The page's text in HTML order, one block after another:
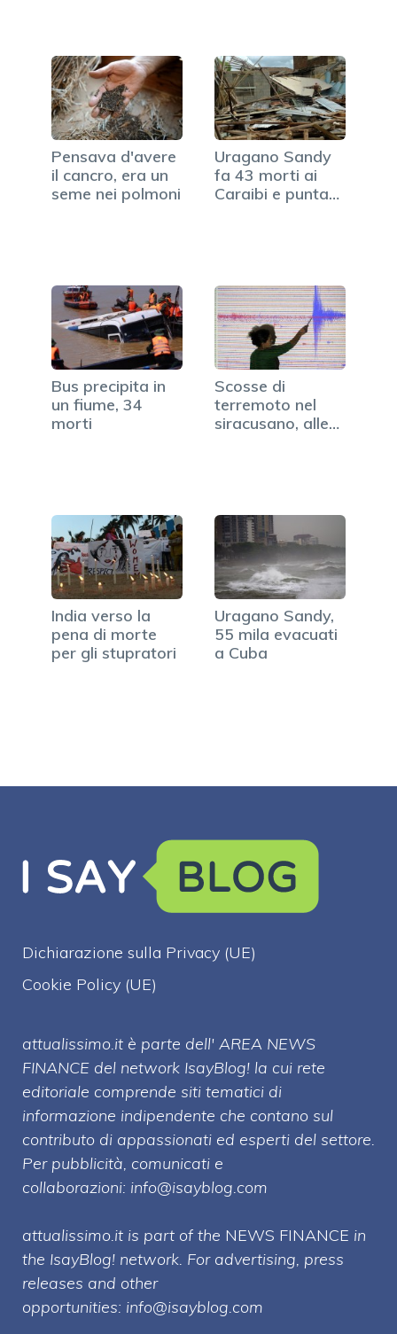
Pensava d'avere
il cancro, era un
seme nei polmoni
Uragano Sandy
fa 43 morti ai
Caraibi e punta
Bus precipita in
un fiume, 34
morti
Scosse di
terremoto nel
siracusano, alle
India verso la
pena di morte
per gli stupratori
Uragano Sandy,
55 mila evacuati
a Cuba
Dichiarazione sulla Privacy (UE)
Cookie Policy (UE)
attualissimo.it è parte dell' AREA NEWS
FINANCE del network IsayBlog! la cui rete
editoriale comprende siti tematici di
informazione indipendente che contano sul
contributo di appassionati ed esperti del settore.
Per pubblicità, comunicati e
collaborazioni: info@isayblog.com
attualissimo.it is part of the NEWS FINANCE in
the IsayBlog! network. For advertising, press
releases and other
opportunities: info@isayblog.com